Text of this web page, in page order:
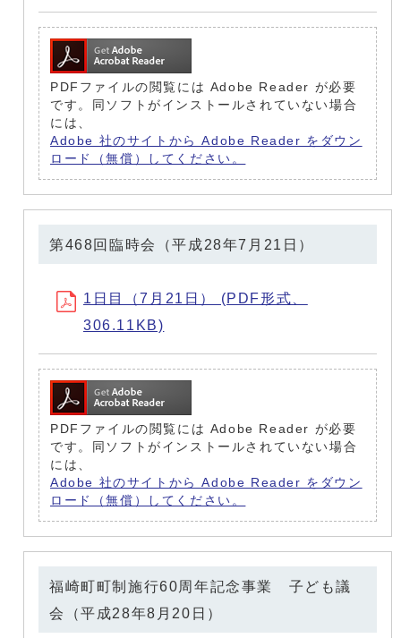
PDFファイルの閲覧には Adobe Reader が必要
です。同ソフトがインストールされていない場合
には、
Adobe 社のサイトから Adobe Reader をダウン
ロード（無償）してください。
第468回臨時会（平成28年7月21日）
1日目（7月21日） (PDF形式、
306.11KB)
PDFファイルの閲覧には Adobe Reader が必要
です。同ソフトがインストールされていない場合
には、
Adobe 社のサイトから Adobe Reader をダウン
ロード（無償）してください。
福崎町町制施行60周年記念事業 子ども議
会（平成28年8月20日）